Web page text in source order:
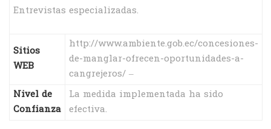
Entrevistas especializadas.
Sitios
WEB
http://www.ambiente.gob.ec/concesiones-
de-manglar-ofrecen-oportunidades-a-
cangrejeros/ –
Nivel de
Confianza
La medida implementada ha sido
efectiva.